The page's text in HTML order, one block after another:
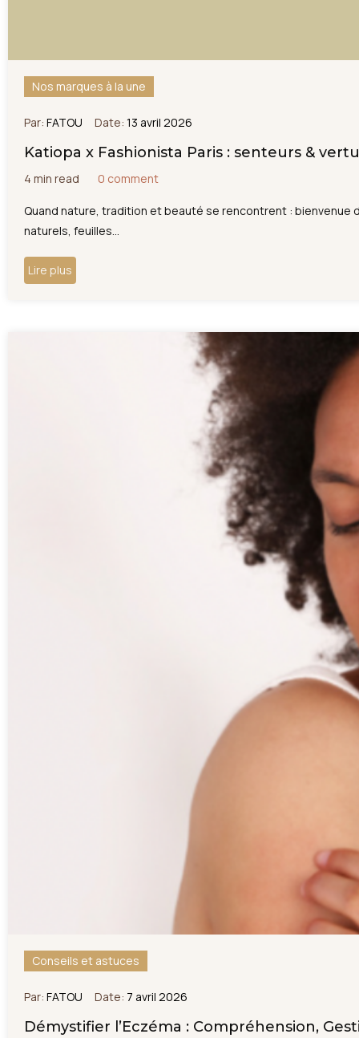
Nos marques à la une
Par: FATOU Date: 13 avril 2026
Katiopa x Fashionista Paris : senteurs &
4 min read 0 comment
Quand nature, tradition et beauté se rencontrent : bienvenue
naturels, feuilles...
Lire plus
Conseils et astuces
Par: FATOU Date: 7 avril 2026
Démystifier l’Eczéma : Compréhension,